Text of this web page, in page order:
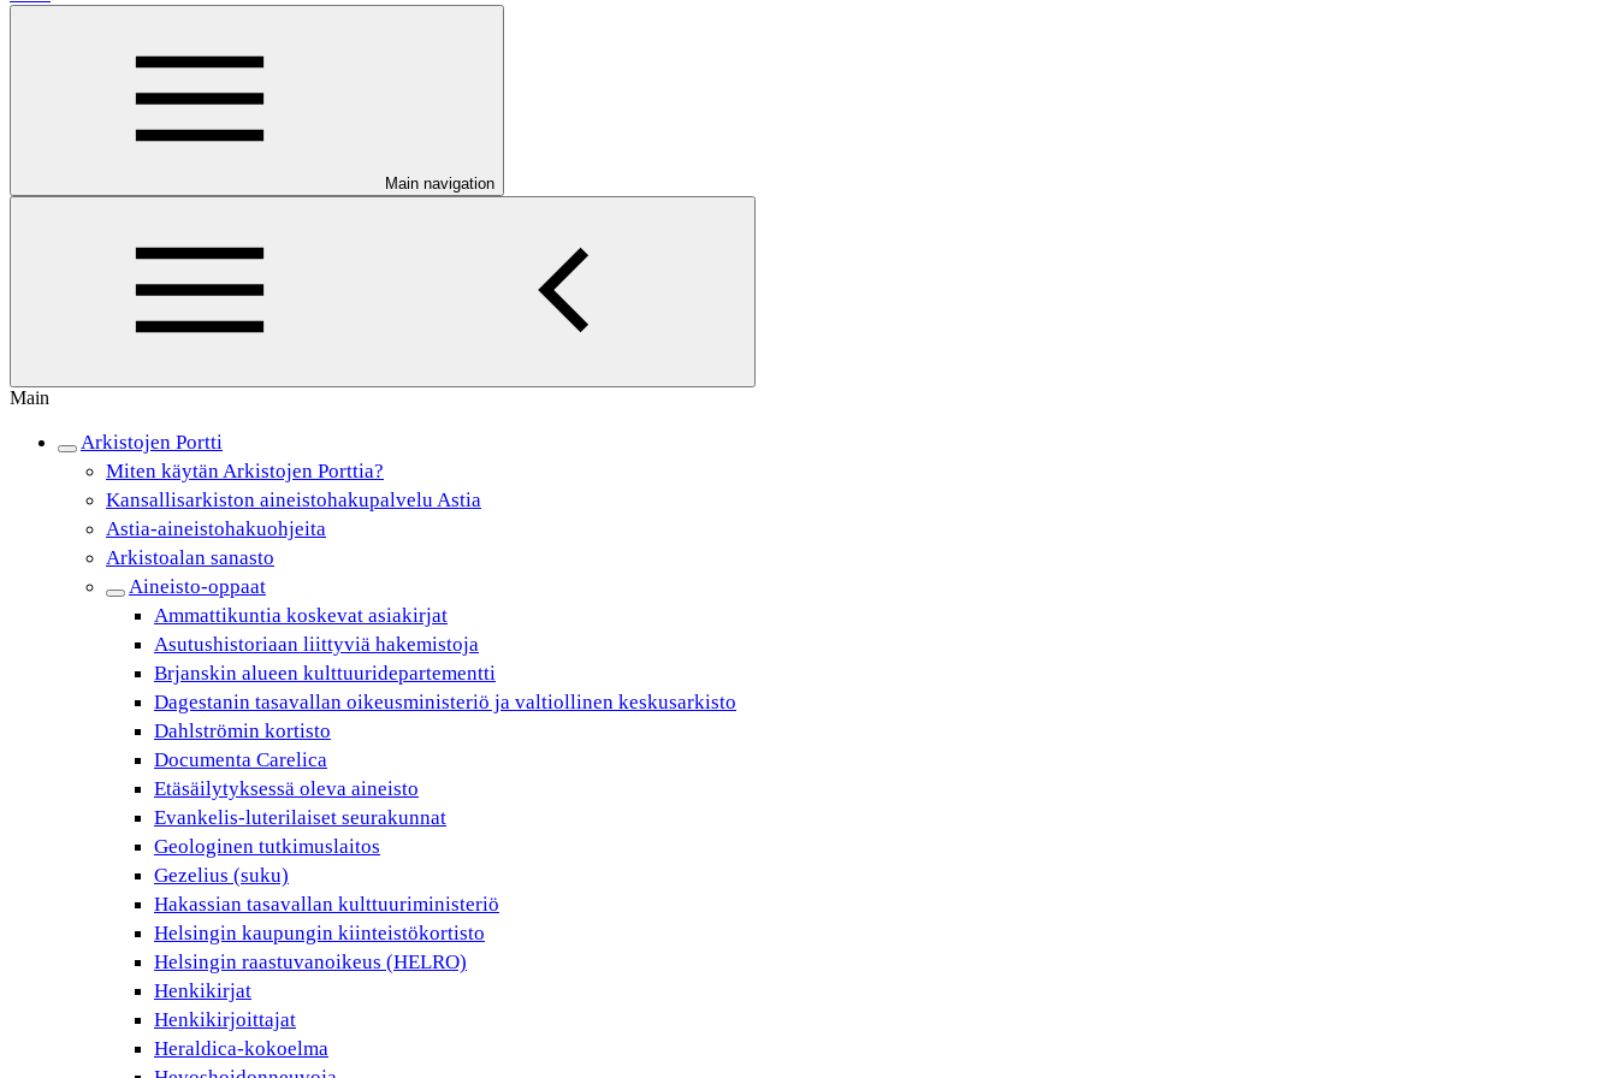
Main navigation
Main
Arkistojen Portti
Miten käytän Arkistojen Porttia?
Kansallisarkiston aineistohakupalvelu Astia
Astia-aineistohakuohjeita
Arkistoalan sanasto
Aineisto-oppaat
Ammattikuntia koskevat asiakirjat
Asutushistoriaan liittyviä hakemistoja
Brjanskin alueen kulttuuridepartementti
Dagestanin tasavallan oikeusministeriö ja valtiollinen keskusarkisto
Dahlströmin kortisto
Documenta Carelica
Etäsäilytyksessä oleva aineisto
Evankelis-luterilaiset seurakunnat
Geologinen tutkimuslaitos
Gezelius (suku)
Hakassian tasavallan kulttuuriministeriö
Helsingin kaupungin kiinteistökortisto
Helsingin raastuvanoikeus (HELRO)
Henkikirjat
Henkikirjoittajat
Heraldica-kokoelma